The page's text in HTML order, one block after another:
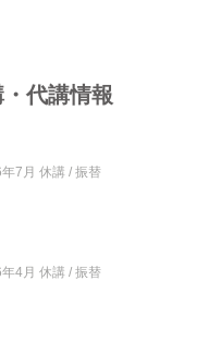
代講情報
7月 休講 / 振替
4月 休講 / 振替